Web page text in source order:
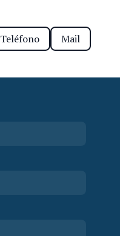
Teléfono Mail